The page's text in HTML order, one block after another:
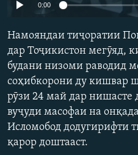
ГУЗОРИШҲОИ РАДИОӢ
ПАЙГИРӢ КУНЕД
Ҳамаи сомонаҳои RFE/RL
0:00
Намояндаи тиҷоратии
дар Тоҷикистон мегӯяд,
будани низоми раводид
соҳибкорони ду кишвар
рӯзи 24 май дар нишасте
вуҷуди масофаи на
Исломобод додугирифти
қарор доштааст.